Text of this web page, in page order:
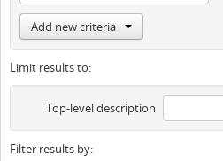
Add new criteria
Limit results to:
Top-level description
Filter results by: